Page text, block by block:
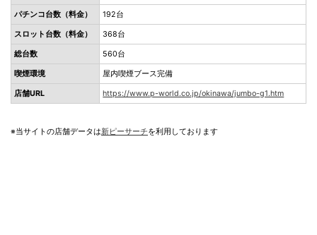
パチンコ台数（料金） 192台
スロット台数（料金） 368台
総台数 560台
喫煙環境 屋内喫煙ブース完備
店舗URL https://www.p-world.co.jp/okinawa/jumbo-g1.htm
※当サイトの店舗データは新ピーサーチを利用しております